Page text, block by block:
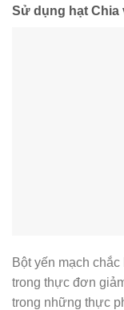
Sử dụng hạt Chia
Bột yến mạch
trong thực đơn
trong những thực